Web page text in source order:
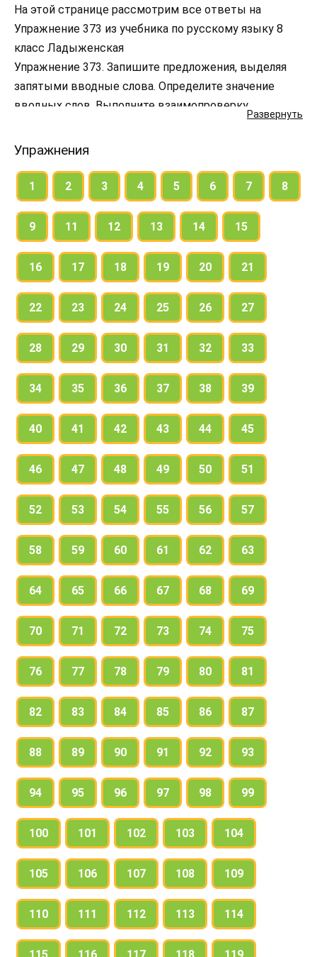
Развернуть
На этой странице рассмотрим все ответы на
Упражнение 373 из учебника по русскому языку 8
класс Ладыженская
Упражнение 373. Запишите предложения, выделяя
запятыми вводные слова. Определите значение
вводных слов. Выполните взаимопроверку.
Упражнения
1 2 3 4 5 6 7 8
9 11 12 13 14 15
16 17 18 19 20 21
22 23 24 25 26 27
28 29 30 31 32 33
34 35 36 37 38 39
40 41 42 43 44 45
46 47 48 49 50 51
52 53 54 55 56 57
58 59 60 61 62 63
64 65 66 67 68 69
70 71 72 73 74 75
76 77 78 79 80 81
82 83 84 85 86 87
88 89 90 91 92 93
94 95 96 97 98 99
100 101 102 103 104
105 106 107 108 109
110 111 112 113 114
115 116 117 118 119